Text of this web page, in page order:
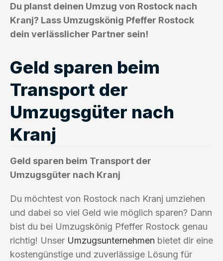
Du planst deinen Umzug von Rostock nach
Kranj? Lass Umzugskönig Pfeffer Rostock
dein verlässlicher Partner sein!
Geld sparen beim
Transport der
Umzugsgüter nach
Kranj
Geld sparen beim Transport der
Umzugsgüter nach Kranj
Du möchtest von Rostock nach Kranj umziehen
und dabei so viel Geld wie möglich sparen? Dann
bist du bei Umzugskönig Pfeffer Rostock genau
richtig! Unser Umzugsunternehmen bietet dir eine
kostengünstige und zuverlässige Lösung für